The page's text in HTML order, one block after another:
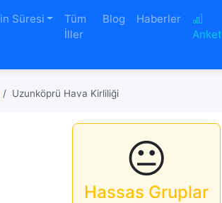
Süresi
Tüm
İller
Blog
Haberler
Anket
Uzunköprü Hava Kirliliği
😐
Hassas Gruplar